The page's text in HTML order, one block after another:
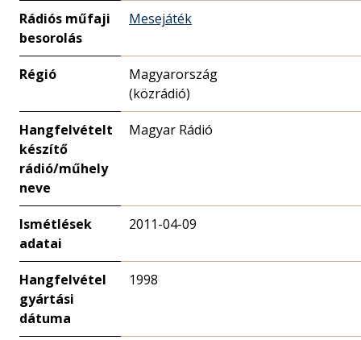
Rádiós műfaji
besorolás
Mesejáték
Régió
Magyarország
(közrádió)
Hangfelvételt
készítő
rádió/műhely
neve
Magyar Rádió
Ismétlések
adatai
2011-04-09
Hangfelvétel
gyártási
dátuma
1998